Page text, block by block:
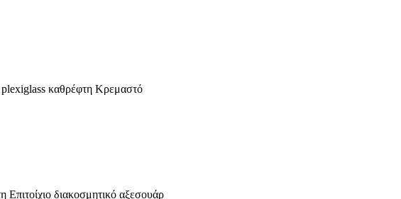
καθρέφτη Κρεμαστό
διακοσμητικό αξεσουάρ